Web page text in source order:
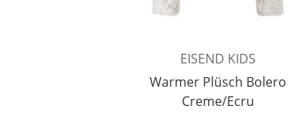
EISEND KIDS
Warmer Plüsch Bolero
Creme/Ecru